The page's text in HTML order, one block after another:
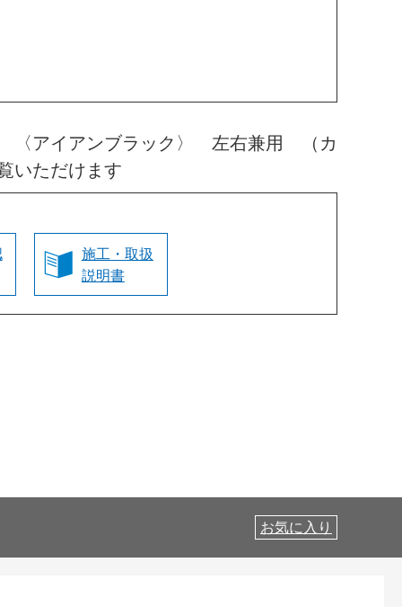
アイアンブラック〉 左右兼用 （カ
いただけます
施工・取扱
説明書
お気に入り